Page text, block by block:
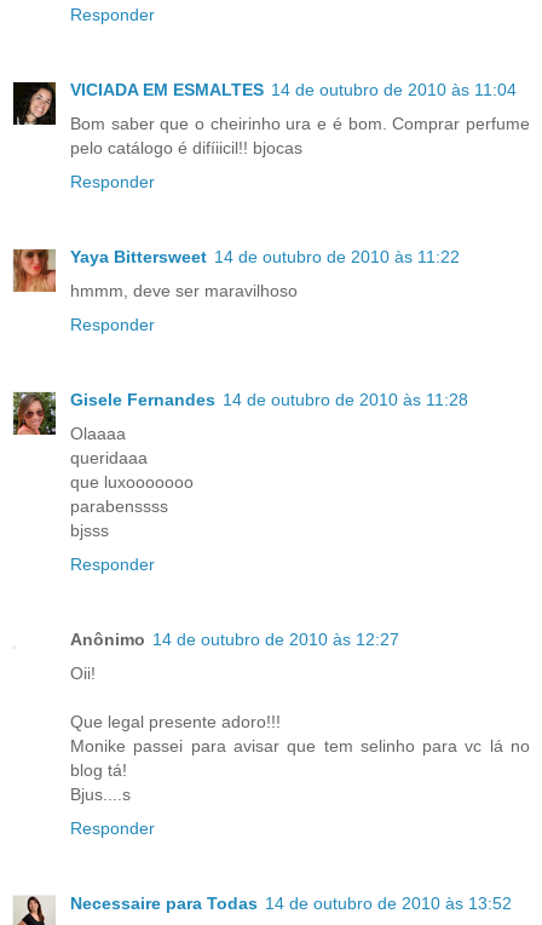
Responder
VICIADA EM ESMALTES 14 de outubro de 2010 às 11:04
Bom saber que o cheirinho ura e é bom. Comprar perfume
pelo catálogo é difíiicil!! bjocas
Responder
Yaya Bittersweet 14 de outubro de 2010 às 11:22
hmmm, deve ser maravilhoso
Responder
Gisele Fernandes 14 de outubro de 2010 às 11:28
Olaaaa
queridaaa
que luxooooooo
parabenssss
bjsss
Responder
Anônimo 14 de outubro de 2010 às 12:27
Oii!
Que legal presente adoro!!!
Monike passei para avisar que tem selinho para vc lá no
blog tá!
Bjus....s
Responder
Necessaire para Todas 14 de outubro de 2010 às 13:52